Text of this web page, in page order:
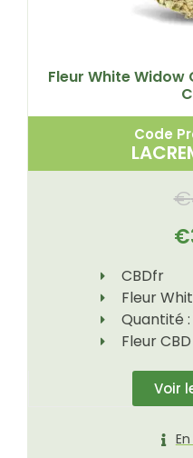
Fleur White Widow
Code
€
€
CBDfr
Fleur
Quantité :
Fleur
Voir